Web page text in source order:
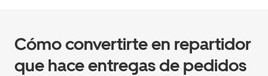
Cómo convertirte en repartidor
que hace entregas de pedidos